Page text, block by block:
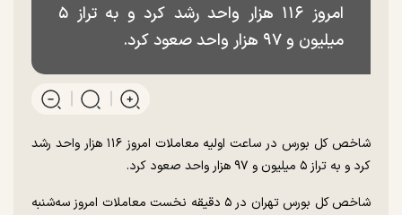
امروز ۱۱۶ هزار واحد رشد کرد و به تراز ۵
میلیون و ۹۷ هزار واحد صعود کرد.
شاخص کل بورس در ساعت اولیه معاملات امروز ۱۱۶ هزار واحد رشد
کرد و به تراز ۵ میلیون و ۹۷ هزار واحد صعود کرد.
شاخص کل بورس تهران در ۵ دقیقه نخست معاملات امروز سه‌شنبه